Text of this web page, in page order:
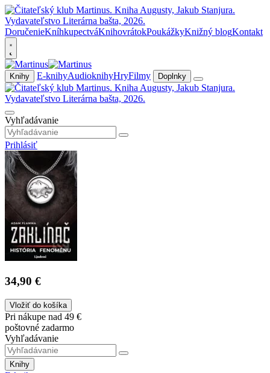
DoručenieKníhkupectváKnihovrátokPoukážkyKnižný blogKontakt
Knihy E-knihyAudioknihyHryFilmy Doplnky
Vyhľadávanie
Prihlásiť
34,90 €
Vložiť do košíka
Pri nákupe nad 49 €
poštovné zadarmo
Vyhľadávanie
Knihy